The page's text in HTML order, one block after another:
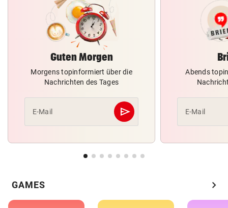
Guten Morgen
Morgens topinformiert über die
Nachrichten des Tages
E-Mail send
Abschicken
Abends
E-Mail
GAMES chevron_right